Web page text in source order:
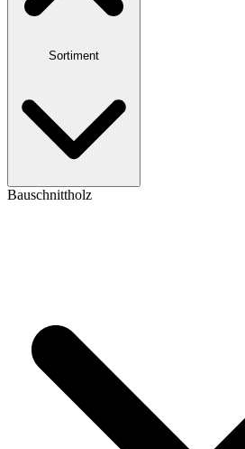
Sortiment
Bauschnittholz